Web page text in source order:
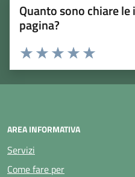
Quanto sono chiare
pagina?
Rating:
Valuta 5
Valuta 4 stelle
Valuta 3 stelle su 5
Valuta 2 stelle su 5
Valuta 1 stelle su 5
AREA INFORMATIVA
Servizi
Come fare per